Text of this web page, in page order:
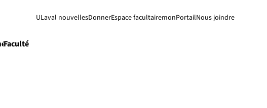
ULaval nouvellesDonnerEspace facultairemonPortailNous joindre
Faculté